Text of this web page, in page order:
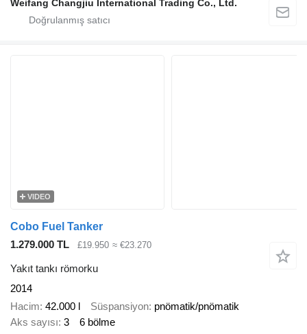
Weifang Changjiu International Trading Co., Ltd.
VIDEO
Cobo Fuel Tanker
1.279.000 TL
£19.950 ≈ €23.270
Yakıt tankı römorku
2014
Hacim 42.000 l Süspansiyon pnömatik/pnömatik
Aks sayısı 3 6 bölme